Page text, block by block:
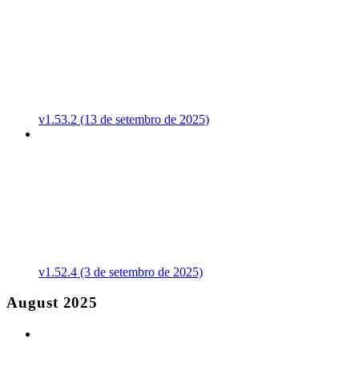
v1.53.2 (13 de setembro de 2025)
v1.52.4 (3 de setembro de 2025)
August 2025